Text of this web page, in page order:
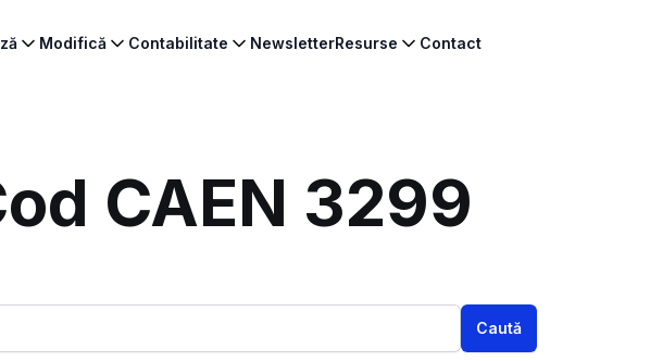
Modifică Contabilitate NewsletterResurse Contact
CAEN 3299
Caută